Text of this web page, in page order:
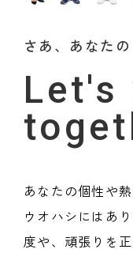
さあ、あなた
Let's
あなたの個性や
ウオハシにはあ
度や、頑張りを